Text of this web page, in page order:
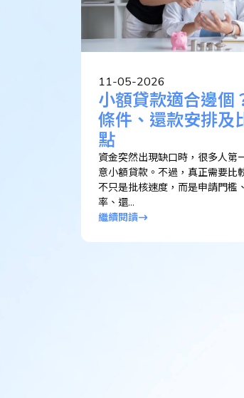
11-05-2026
小額貸款適合邊個
條件、還款安排及
點
資金突然出現缺口時，很多人第
意小額貸款。不過，真正需要比
不只是批核速度，而是申請門檻
率、還...
繼續閱讀